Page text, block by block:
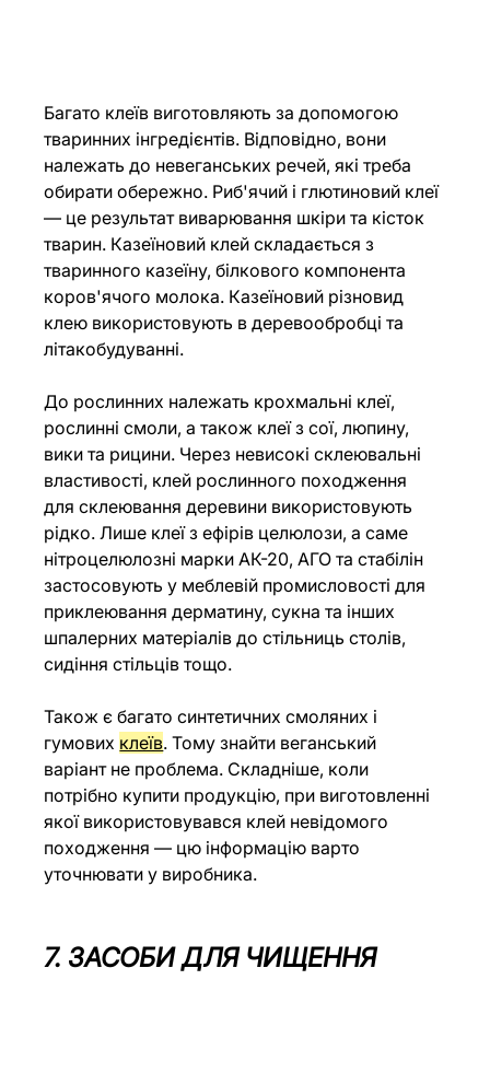
Багато клеїв виготовляють за допомогою
тваринних інгредієнтів. Відповідно, вони
належать до невеганських речей, які треба
обирати обережно. Риб'ячий і глютиновий клеї
— це результат виварювання шкіри та кісток
тварин. Казеїновий клей складається з
тваринного казеїну, білкового компонента
коров'ячого молока. Казеїновий різновид
клею використовують в деревообробці та
літакобудуванні.
До рослинних належать крохмальні клеї,
рослинні смоли, а також клеї з сої, люпину,
вики та рицини. Через невисокі склеювальні
властивості, клей рослинного походження
для склеювання деревини використовують
рідко. Лише клеї з ефірів целюлози, а саме
нітроцелюлозні марки АК-20, АГО та стабілін
застосовують у меблевій промисловості для
приклеювання дерматину, сукна та інших
шпалерних матеріалів до стільниць столів,
сидіння стільців тощо.
Також є багато синтетичних смоляних і
гумових клеїв. Тому знайти веганський
варіант не проблема. Складніше, коли
потрібно купити продукцію, при виготовленні
якої використовувався клей невідомого
походження — цю інформацію варто
уточнювати у виробника.
7. ЗАСОБИ ДЛЯ ЧИЩЕННЯ